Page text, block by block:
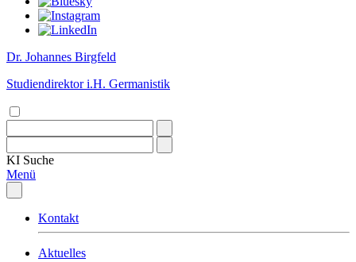
Dr. Johannes Birgfeld
Studiendirektor i.H. Germanistik
KI Suche
Menü
Kontakt
Aktuelles